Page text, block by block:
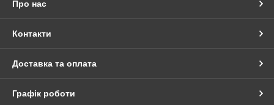
Про нас
Контакти
Доставка та оплата
Графік роботи